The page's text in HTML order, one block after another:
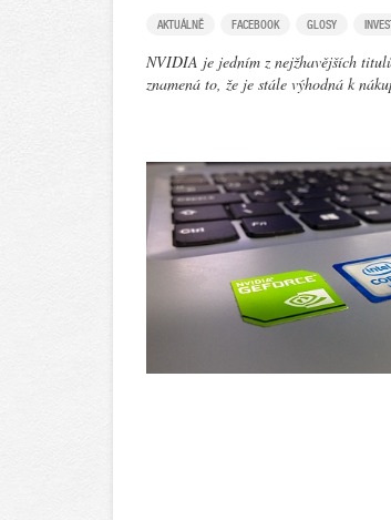
AKTUÁLNĚ FACEBOOK GLOSY
NVIDIA je jedním z nejžhavějších
znamená to, že je stále výhodná k